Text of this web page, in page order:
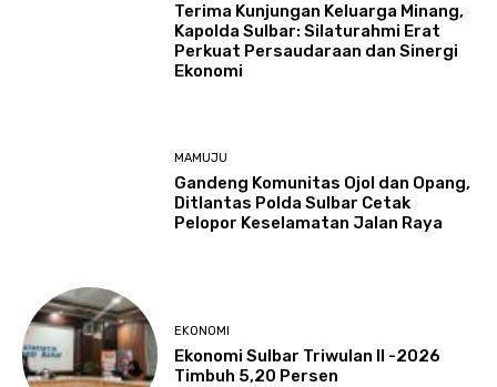
Terima Kunjungan Keluarga Minang,
Kapolda Sulbar: Silaturahmi Erat
Perkuat Persaudaraan dan Sinergi
Ekonomi
MAMUJU
Gandeng Komunitas Ojol dan Opang,
Ditlantas Polda Sulbar Cetak
Pelopor Keselamatan Jalan Raya
EKONOMI
Ekonomi Sulbar Triwulan II -2026
Timbuh 5,20 Persen